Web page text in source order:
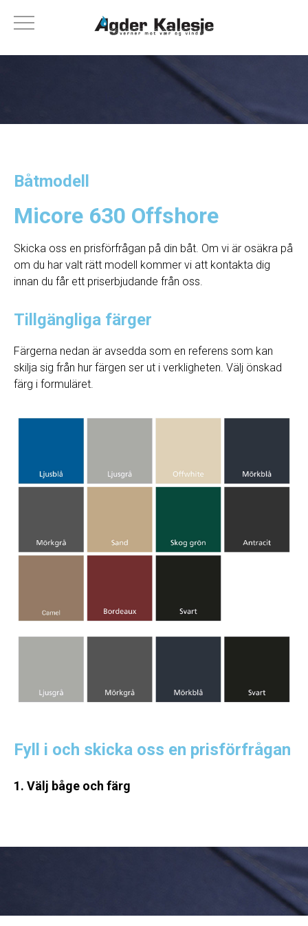
Båtmodell
Micore 630 Offshore
Skicka oss en prisförfrågan på din båt. Om vi ​​är osäkra på
om du har valt rätt modell kommer vi att kontakta dig
innan du får ett priserbjudande från oss.
Tillgängliga färger
Färgerna nedan är avsedda som en referens som kan
skilja sig från hur färgen ser ut i verkligheten. Välj önskad
färg i formuläret.
Fyll i och skicka oss en prisförfrågan
1. Välj båge och färg